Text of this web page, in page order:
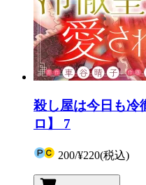
殺し屋は今日も冷
ロ】 7
200/¥220(税込)